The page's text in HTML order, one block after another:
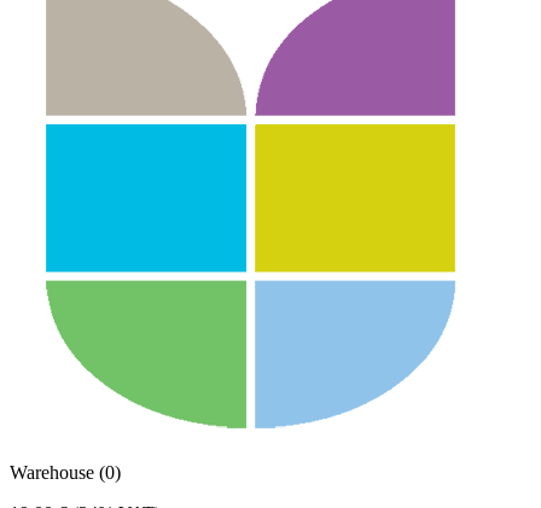
Warehouse (0)